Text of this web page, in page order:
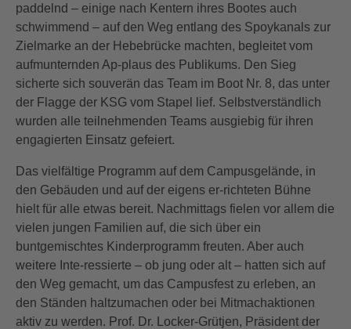
paddelnd – einige nach Kentern ihres Bootes auch
schwimmend – auf den Weg entlang des Spoykanals zur
Zielmarke an der Hebebrücke machten, begleitet vom
aufmunternden Ap-plaus des Publikums. Den Sieg
sicherte sich souverän das Team im Boot Nr. 8, das unter
der Flagge der KSG vom Stapel lief. Selbstverständlich
wurden alle teilnehmenden Teams ausgiebig für ihren
engagierten Einsatz gefeiert.
Das vielfältige Programm auf dem Campusgelände, in
den Gebäuden und auf der eigens er-richteten Bühne
hielt für alle etwas bereit. Nachmittags fielen vor allem die
vielen jungen Familien auf, die sich über ein
buntgemischtes Kinderprogramm freuten. Aber auch
weitere Inte-ressierte – ob jung oder alt – hatten sich auf
den Weg gemacht, um das Campusfest zu erleben, an
den Ständen haltzumachen oder bei Mitmachaktionen
aktiv zu werden. Prof. Dr. Locker-Grütjen, Präsident der